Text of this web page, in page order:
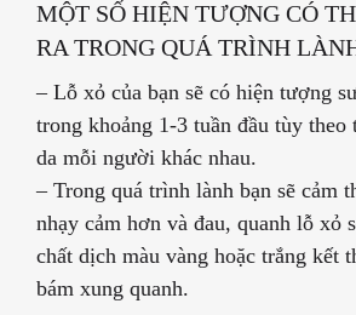
MỘT SỐ HIỆN TƯỢNG CÓ
RA TRONG QUÁ TRÌNH
– Lỗ xỏ của bạn sẽ có hiện tượng
trong khoảng 1-3 tuần đầu tùy theo
da mỗi người khác nhau.
– Trong quá trình lành bạn sẽ cảm
nhạy cảm hơn và đau, quanh lỗ xỏ
chất dịch màu vàng hoặc trắng kết
bám xung quanh.